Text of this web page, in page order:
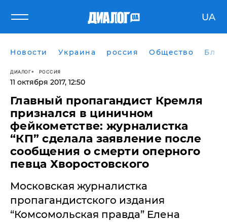
UA
Новости Украина россия Общество
ДИАЛОГ РОССИЯ
11 октября 2017, 12:50
Главный пропагандист Кремля
признался в циничном
фейкометстве: журналистка
“КП” сделала заявление после
сообщения о смерти оперного
певца Хворостовского
Московская журналистка
пропагандистского издания
“Комсомольская правда” Елена